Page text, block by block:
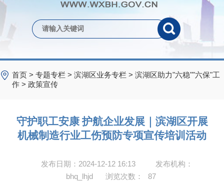
首页 > 专题专栏 > 滨湖区业务专栏 > 滨湖区助力"六稳""六保"工
作 > 政策宣传
守护职工安康 护航企业发展｜滨湖区开展
机械制造行业工伤预防专项宣传培训活动
发布日期：2024-12-12 16:13
发布机构：
bhq_lhjd
浏览次数： 87